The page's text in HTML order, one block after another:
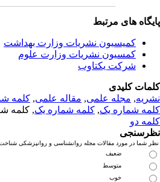
های مرتبط
کمیسیون نشریات وزارت بهداشت
کمسیون نشریات وزارت علوم
شرکت یکتاوب
کلیدی
,مجله علمی, مقاله علمی, کلمه
شماره یک,کلمه شماره یک, کلمه
دو
شما در مورد مقالات مجله روانشناسی و روانپزشکی شناخت
ضعیف
متوسط
خوب